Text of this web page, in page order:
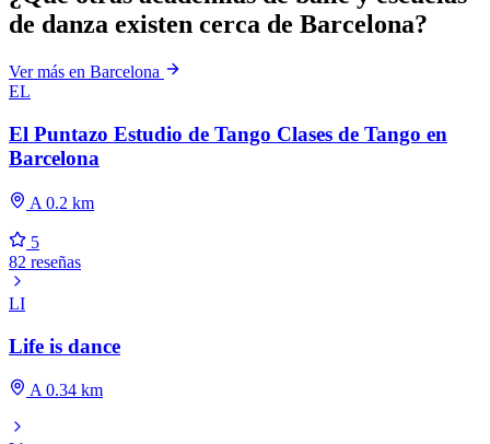
de danza existen cerca de Barcelona?
Ver más en Barcelona
EL
El Puntazo Estudio de Tango Clases de Tango en
Barcelona
A 0.2 km
5
82 reseñas
LI
Life is dance
A 0.34 km